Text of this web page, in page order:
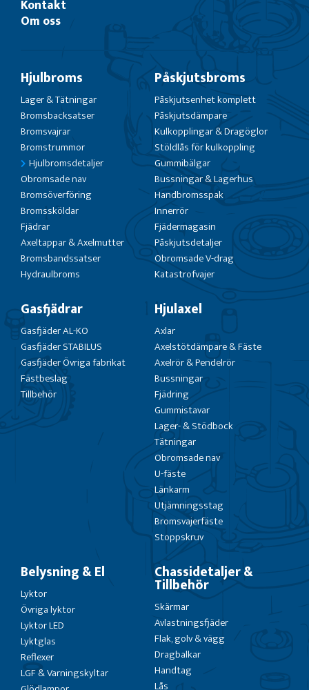
Kontakt
Om oss
Hjulbroms
Lager & Tätningar
Bromsbacksatser
Bromsvajrar
Bromstrummor
Hjulbromsdetaljer
Obromsade nav
Bromsöverföring
Bromssköldar
Fjädrar
Axeltappar & Axelmutter
Bromsbandssatser
Hydraulbroms
Påskjutsbroms
Påskjutsenhet komplett
Påskjutsdämpare
Kulkopplingar & Dragöglor
Stöldlås för kulkoppling
Gummibälgar
Bussningar & Lagerhus
Handbromsspak
Innerrör
Fjädermagasin
Påskjutsdetaljer
Obromsade V-drag
Katastrofvajer
Gasfjädrar
Gasfjäder AL-KO
Gasfjäder STABILUS
Gasfjäder Övriga fabrikat
Fästbeslag
Tillbehör
Hjulaxel
Axlar
Axelstötdämpare & Fäste
Axelrör & Pendelrör
Bussningar
Fjädring
Gummistavar
Lager- & Stödbock
Tätningar
Obromsade nav
U-fäste
Länkarm
Utjämningsstag
Bromsvajerfäste
Stoppskruv
Belysning & El
Lyktor
Övriga lyktor
Lyktor LED
Lyktglas
Reflexer
LGF & Varningskyltar
Chassidetaljer &
Tillbehör
Skärmar
Avlastningsfjäder
Flak, golv & vägg
Dragbalkar
Handtag
Lås